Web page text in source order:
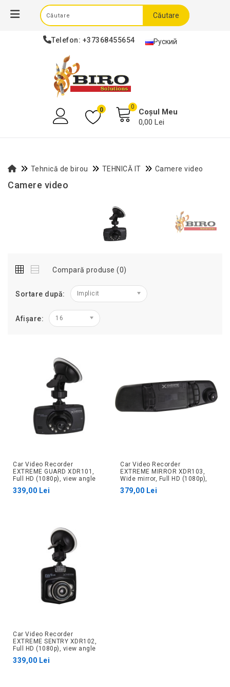
Telefon: +37368455654 Руский
Căutare
0 0
Coșul Meu
0,00 Lei
Tehnică de birou TEHNICĂ IT Camere video
Camere video
Compară produse (0)
Sortare după: Implicit
Afișare: 16
Car Video Recorder
EXTREME GUARD XDR101,
Full HD (1080p), view angle
detector, supports microSD
339,00 Lei
Car Video Recorder
EXTREME MIRROR XDR103,
Wide mirror, Full HD (1080p),
motion detector, supports
379,00 Lei
Car Video Recorder
EXTREME SENTRY XDR102,
Full HD (1080p), view angle
detector, supports microSD
339,00 Lei